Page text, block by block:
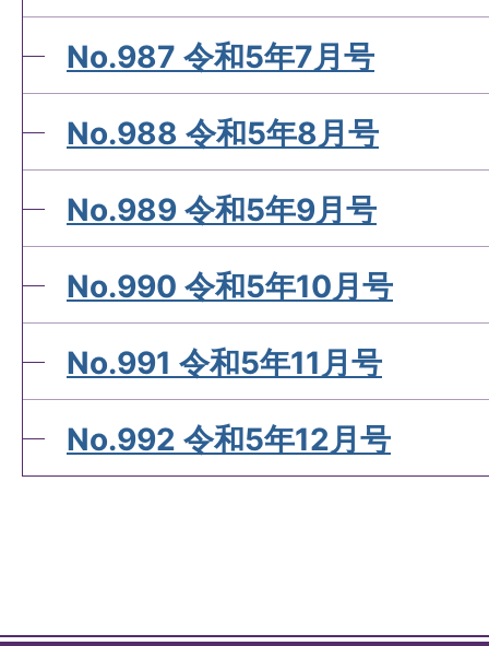
No.987 令和5年7月号
No.988 令和5年8月号
No.989 令和5年9月号
No.990 令和5年10月号
No.991 令和5年11月号
No.992 令和5年12月号